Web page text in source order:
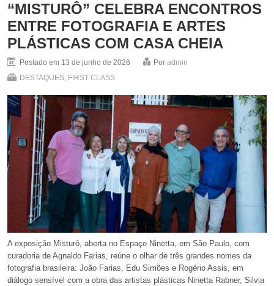
“MISTURÔ” CELEBRA ENCONTROS
ENTRE FOTOGRAFIA E ARTES
PLÁSTICAS COM CASA CHEIA
Postado em 13 de junho de 2026 Poradmin
DESTAQUES, FIRST CLASS
A exposição Misturô, aberta no Espaço Ninetta, em São Paulo, com
curadoria de Agnaldo Farias, reúne o olhar de três grandes nomes da
fotografia brasileira: João Farias, Edu Simões e Rogério Assis, em
diálogo sensível com a obra das artistas plásticas Ninetta Rabner, Silvia